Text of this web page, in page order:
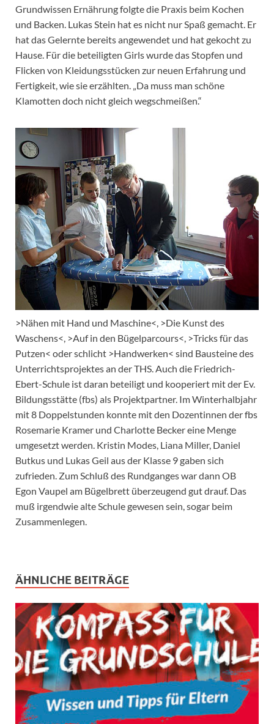
Grundwissen Ernährung folgte die Praxis beim Kochen
und Backen. Lukas Stein hat es nicht nur Spaß gemacht. Er
hat das Gelernte bereits angewendet und hat gekocht zu
Hause. Für die beteiligten Girls wurde das Stopfen und
Flicken von Kleidungsstücken zur neuen Erfahrung und
Fertigkeit, wie sie erzählten. „Da muss man schöne
Klamotten doch nicht gleich wegschmeißen.“
>Nähen mit Hand und Maschine<, >Die Kunst des
Waschens<, >Auf in den Bügelparcours<, >Tricks für das
Putzen< oder schlicht >Handwerken< sind Bausteine des
Unterrichtsprojektes an der THS. Auch die Friedrich-
Ebert-Schule ist daran beteiligt und kooperiert mit der Ev.
Bildungsstätte (fbs) als Projektpartner. Im Winterhalbjahr
mit 8 Doppelstunden konnte mit den Dozentinnen der fbs
Rosemarie Kramer und Charlotte Becker eine Menge
umgesetzt werden. Kristin Modes, Liana Miller, Daniel
Butkus und Lukas Geil aus der Klasse 9 gaben sich
zufrieden. Zum Schluß des Rundganges war dann OB
Egon Vaupel am Bügelbrett überzeugend gut drauf. Das
muß irgendwie alte Schule gewesen sein, sogar beim
Zusammenlegen.
ÄHNLICHE BEITRÄGE